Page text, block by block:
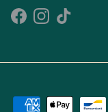
Facebook
Instagram
TikTok